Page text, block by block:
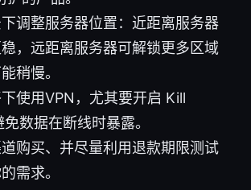
调整服务器位置：近距离服务器
，远距离服务器可解锁更多区域
稍慢。
使用VPN，尤其要开启 Kill
数据在断线时暴露。
购买、并尽量利用退款期限测试
需求。